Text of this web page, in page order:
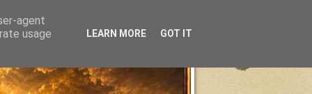
agent
usage
LEARN MORE GOT IT